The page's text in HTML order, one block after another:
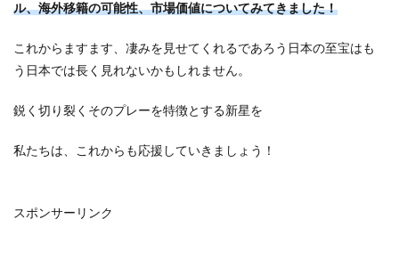
ル、海外移籍の可能性、市場価値についてみてきました！
これからますます、凄みを見せてくれるであろう日本の至宝はも
う日本では長く見れないかもしれません。
鋭く切り裂くそのプレーを特徴とする新星を
私たちは、これからも応援していきましょう！
スポンサーリンク